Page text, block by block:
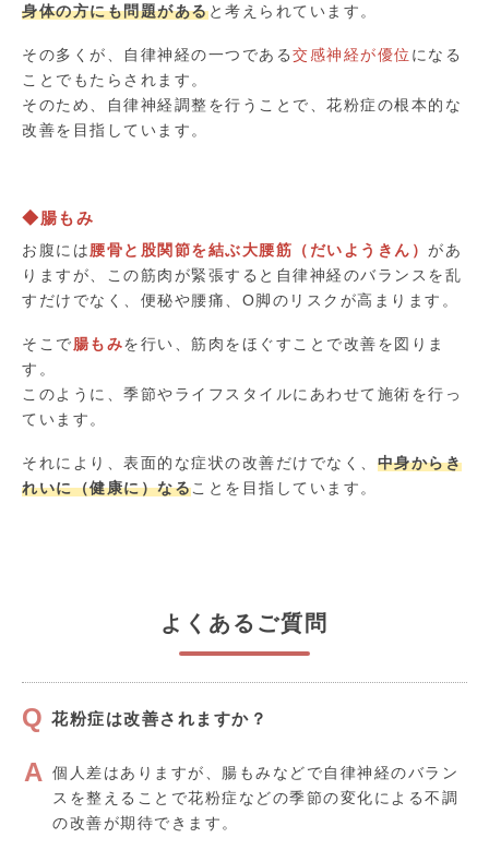
身体の方にも問題があると考えられています。
その多くが、自律神経の一つである交感神経が優位 になる
ことでもたらされます。
そのため、自律神経調整を行うことで、花粉症の根本的な
改善を目指しています。
◆腸もみ
お腹には腰骨と股関節を結ぶ大腰筋（だいようきん） があ
りますが、この筋肉が緊張すると自律神経のバランスを乱
すだけでなく、便秘や腰痛、O脚のリスクが高まります。
そこで腸もみを行い、筋肉をほぐすことで改善を図りま
す。
このように、季節やライフスタイルにあわせて施術を行っ
ています。
それにより、表面的な症状の改善だけでなく、 中身からき
れいに（健康に）なることを目指しています。
よくあるご質問
花粉症は改善されますか？
個人差はありますが、腸もみなどで自律神経のバラン
スを整えることで花粉症などの季節の変化による不調
の改善が期待できます。